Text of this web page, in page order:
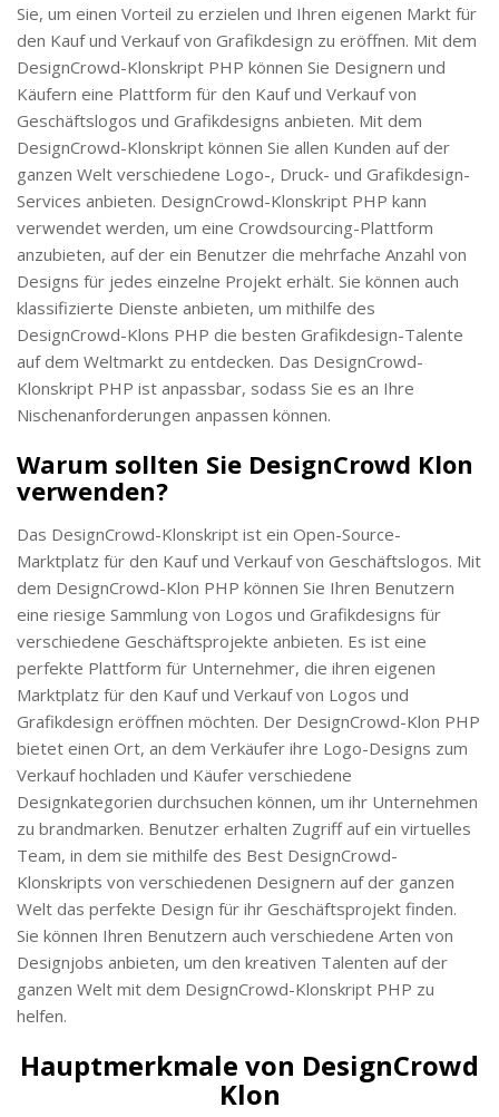
Sie, um einen Vorteil zu erzielen und Ihren eigenen Markt für
den Kauf und Verkauf von Grafikdesign zu eröffnen. Mit dem
DesignCrowd-Klonskript PHP können Sie Designern und
Käufern eine Plattform für den Kauf und Verkauf von
Geschäftslogos und Grafikdesigns anbieten. Mit dem
DesignCrowd-Klonskript können Sie allen Kunden auf der
ganzen Welt verschiedene Logo-, Druck- und Grafikdesign-
Services anbieten. DesignCrowd-Klonskript PHP kann
verwendet werden, um eine Crowdsourcing-Plattform
anzubieten, auf der ein Benutzer die mehrfache Anzahl von
Designs für jedes einzelne Projekt erhält. Sie können auch
klassifizierte Dienste anbieten, um mithilfe des
DesignCrowd-Klons PHP die besten Grafikdesign-Talente
auf dem Weltmarkt zu entdecken. Das DesignCrowd-
Klonskript PHP ist anpassbar, sodass Sie es an Ihre
Nischenanforderungen anpassen können.
Warum sollten Sie DesignCrowd Klon
verwenden?
Das DesignCrowd-Klonskript ist ein Open-Source-
Marktplatz für den Kauf und Verkauf von Geschäftslogos. Mit
dem DesignCrowd-Klon PHP können Sie Ihren Benutzern
eine riesige Sammlung von Logos und Grafikdesigns für
verschiedene Geschäftsprojekte anbieten. Es ist eine
perfekte Plattform für Unternehmer, die ihren eigenen
Marktplatz für den Kauf und Verkauf von Logos und
Grafikdesign eröffnen möchten. Der DesignCrowd-Klon PHP
bietet einen Ort, an dem Verkäufer ihre Logo-Designs zum
Verkauf hochladen und Käufer verschiedene
Designkategorien durchsuchen können, um ihr Unternehmen
zu brandmarken. Benutzer erhalten Zugriff auf ein virtuelles
Team, in dem sie mithilfe des Best DesignCrowd-
Klonskripts von verschiedenen Designern auf der ganzen
Welt das perfekte Design für ihr Geschäftsprojekt finden.
Sie können Ihren Benutzern auch verschiedene Arten von
Designjobs anbieten, um den kreativen Talenten auf der
ganzen Welt mit dem DesignCrowd-Klonskript PHP zu
helfen.
Hauptmerkmale von DesignCrowd
Klon